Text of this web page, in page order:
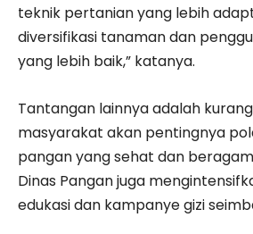
teknik pertanian yang lebih
diversifikasi tanaman dan
yang lebih baik,” katanya.
Tantangan lainnya adalah
masyarakat akan pentingnya
pangan yang sehat dan
Dinas Pangan juga
edukasi dan kampanye gizi